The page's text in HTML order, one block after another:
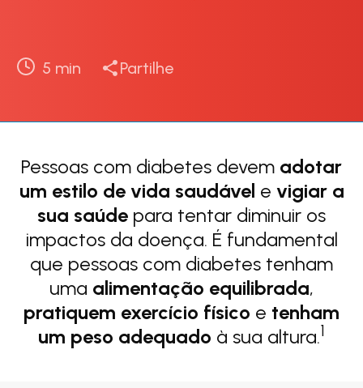
5 min Partilhe
Pessoas com diabetes devem adotar
um estilo de vida saudável e vigiar a
sua saúde para tentar diminuir os
impactos da doença. É fundamental
que pessoas com diabetes tenham
uma alimentação equilibrada,
pratiquem exercício físico e tenham
um peso adequado à sua altura.1